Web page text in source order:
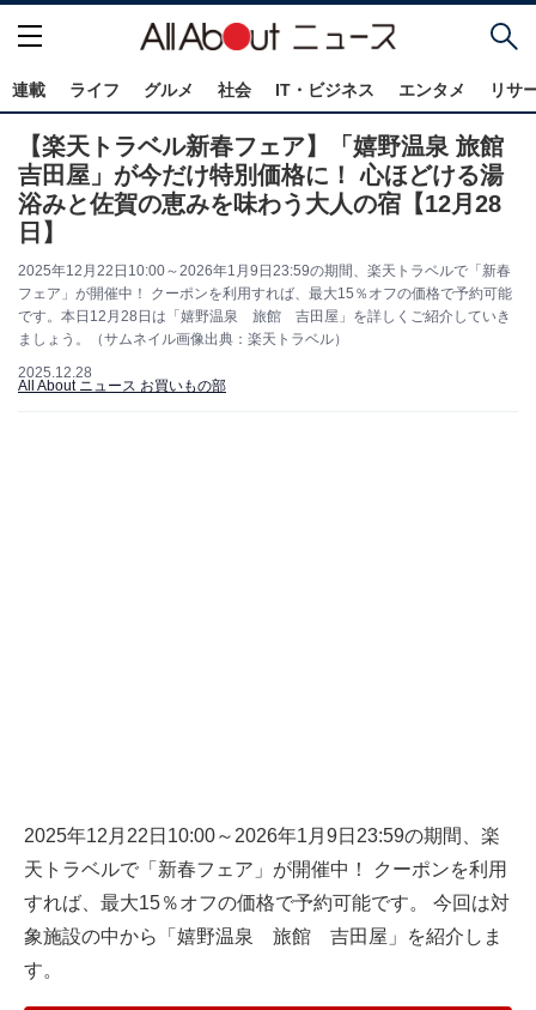
連載 ライフ グルメ 社会 IT・ビジネス エンタメ リサ
【楽天トラベル新春フェア】「嬉野温泉 旅館
吉田屋」が今だけ特別価格に！ 心ほどける湯
浴みと佐賀の恵みを味わう大人の宿【12月28
日】
2025年12月22日10:00～2026年1月9日23:59の期間、楽天トラベルで「新春
フェア」が開催中！ クーポンを利用すれば、最大15％オフの価格で予約可能
です。本日12月28日は「嬉野温泉 旅館 吉田屋」を詳しくご紹介していき
ましょう。（サムネイル画像出典：楽天トラベル）
2025.12.28
All About ニュース お買いもの部
2025年12月22日10:00～2026年1月9日23:59の期間、楽
天トラベルで「新春フェア」が開催中！ クーポンを利用
すれば、最大15％オフの価格で予約可能です。 今回は対
象施設の中から「嬉野温泉 旅館 吉田屋」を紹介しま
す。